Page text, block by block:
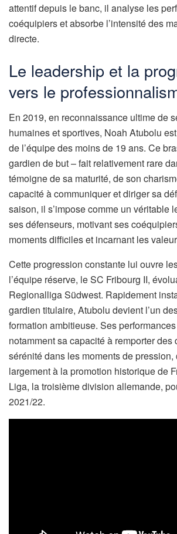
attentif depuis le banc, il analyse les
coéquipiers et absorbe l’intensité des
directe.
Le leadership et la
vers le
En 2019, en reconnaissance ultime de
humaines et sportives, Noah Atubolu
de l’équipe des moins de 19 ans. Ce
gardien de but – fait relativement rare
témoigne de sa maturité, de son
capacité à communiquer et diriger sa
saison, il s’impose comme un véritable
ses défenseurs, motivant ses
moments difficiles et incarnant les
Cette progression constante lui ouvre
l’équipe réserve, le SC Fribourg II,
Regionalliga Südwest. Rapidement
gardien titulaire, Atubolu devient l’un
formation ambitieuse. Ses
notamment sa capacité à remporter
sérénité dans les moments de pression,
largement à la promotion historique de
Liga, la troisième division allemande,
2021/22.